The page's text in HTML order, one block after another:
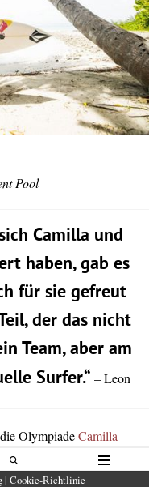
SUCHE
Pool
Camilla und
haben, gab es
für sie gefreut
der das nicht
Team, aber am
Surfer.“ – Leon
OlympiadeCamilla
mit Olympia wie einen
2021 hatte ich den
| Cookie-Richtlinie